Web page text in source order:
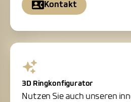
Kontakt
3D Ringkonfigurator
Nutzen Sie auch unseren